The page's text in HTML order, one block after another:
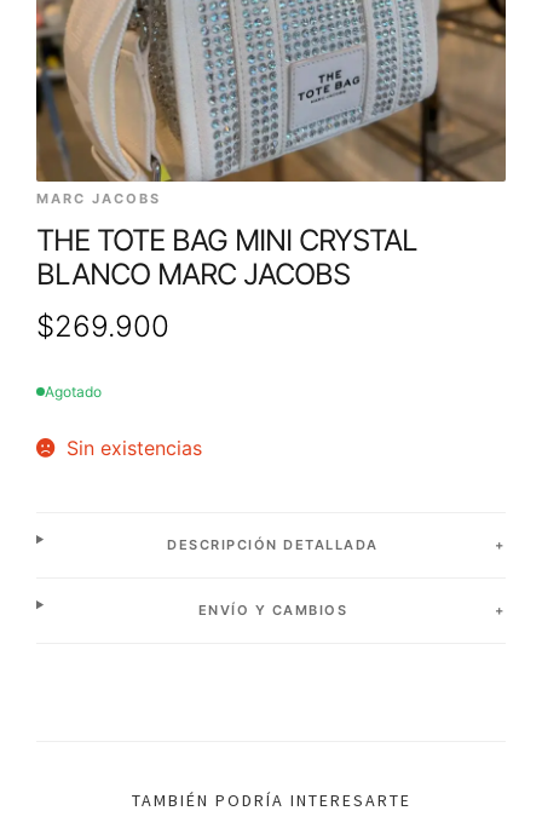
MARC JACOBS
THE TOTE BAG MINI CRYSTAL
BLANCO MARC JACOBS
$269.900
Agotado
Sin existencias
DESCRIPCIÓN DETALLADA
ENVÍO Y CAMBIOS
TAMBIÉN PODRÍA INTERESARTE